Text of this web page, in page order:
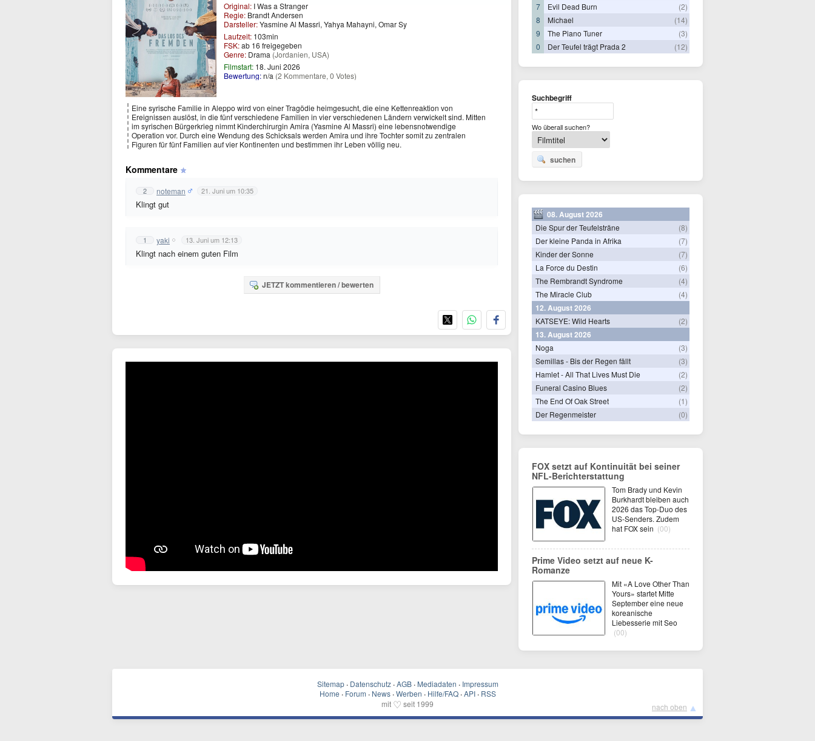
Original: I Was a Stranger
Regie: Brandt Andersen
Darsteller:Yasmine Al Massri, Yahya Mahayni, Omar Sy
Laufzeit: 103min
FSK:ab 16 freigegeben
Genre: Drama (Jordanien, USA)
Filmstart: 18. Juni 2026
Bewertung:n/a (2 Kommentare, 0 Votes)
Eine syrische Familie in Aleppo wird von einer Tragödie heimgesucht, die eine Kettenreaktion von
Ereignissen auslöst, in die fünf verschiedene Familien in vier verschiedenen Ländern verwickelt sind. Mitten
im syrischen Bürgerkrieg nimmt Kinderchirurgin Amira (Yasmine Al Massri) eine lebensnotwendige
Operation vor. Durch eine Wendung des Schicksals werden Amira und ihre Tochter somit zu zentralen
Figuren für fünf Familien auf vier Kontinenten und bestimmen ihr Leben völlig neu.
Kommentare
2 noteman 21. Juni um 10:35
Klingt gut
1 yaki 13. Juni um 12:13
Klingt nach einem guten Film
JETZT kommentieren / bewerten
7
Evil Dead Burn
(2)
8
Michael
(14)
9
The Piano Tuner
(3)
0
Der Teufel trägt Prada 2 (12)
Suchbegriff
Wo überall suchen?
suchen
08. August 2026
Die Spur der Teufelsträne
(8)
Der kleine Panda in Afrika
(7)
Kinder der Sonne
(7)
La Force du Destin
(6)
The Rembrandt Syndrome
(4)
The Miracle Club
(4)
12. August 2026
KATSEYE: Wild Hearts (2)
13. August 2026
Noga
(3)
Semillas - Bis der Regen fällt
(3)
Hamlet - All That Lives Must Die
(2)
Funeral Casino Blues
(2)
The End Of Oak Street
(1)
Der Regenmeister
(0)
FOX setzt auf Kontinuität bei seiner
NFL-Berichterstattung
Tom Brady und Kevin
Burkhardt bleiben auch
2026 das Top-Duo des
US-Senders. Zudem
hat FOX sein (00)
Prime Video setzt auf neue K-
Romanze
Mit «A Love Other Than
Yours» startet Mitte
September eine neue
koreanische
Liebesserie mit Seo
(00)
Sitemap · Datenschutz · AGB · Mediadaten · Impressum
Home · Forum · News · Werben · Hilfe/FAQ · API · RSS
mit ♡ seit 1999 nach oben ▲